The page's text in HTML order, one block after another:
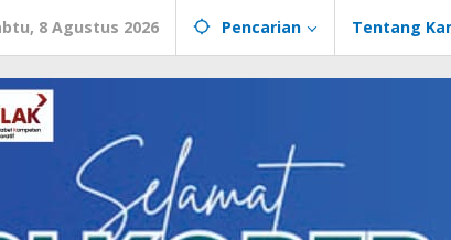
8 Agustus 2026 Pencarian Tentang